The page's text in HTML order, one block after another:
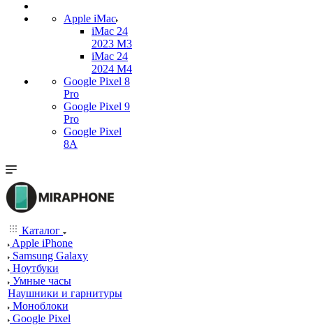
Apple iMac
iMac 24
2023 M3
iMac 24
2024 M4
Google Pixel 8
Pro
Google Pixel 9
Pro
Google Pixel
8A
Каталог
Apple iPhone
Samsung Galaxy
Ноутбуки
Умные часы
Наушники и гарнитуры
Моноблоки
Google Pixel